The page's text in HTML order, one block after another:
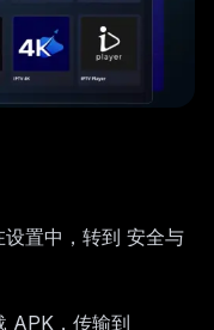
设置中，转到 安全与
APK，传输到